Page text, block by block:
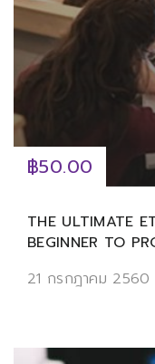
฿50.00
THE ULTIMATE
BEGINNER TO
21 กรกฎาคม 2560